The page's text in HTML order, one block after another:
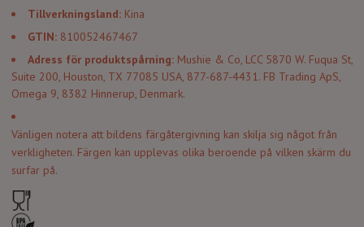
Tillverkningsland: Kina
GTIN: 810052467467
Adress för produktspårning: Mushie & Co, LCC 5870 W. Fuqua St,
Suite 200, Houston, TX 77085 USA, 877-687-4431. FB Trading ApS,
Omega 9, 8382 Hinnerup, Denmark.
Vänligen notera att bildens färgåtergivning kan skilja sig något från
verkligheten. Färgen kan upplevas olika beroende på vilken skärm du
surfar på.